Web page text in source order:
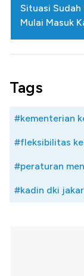
Situasi Sudah
Mulai Masuk
Tags
#kementerian
#fleksibilitas
#peraturan
#kadin dki